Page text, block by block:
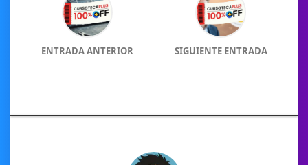
ENTRADA ANTERIOR SIGUIENTE ENTRADA